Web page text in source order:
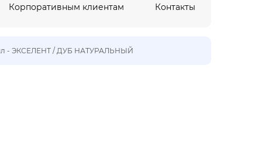
Корпоративным клиентам Контакты
- ЭКСЕЛЕНТ / ДУБ НАТУРАЛЬНЫЙ